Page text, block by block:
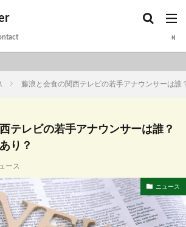
藤浪と会食の関西テレビの若手アナウンサーは誰
テレビの若手アナウンサーは誰？
り？
ース
ニュース